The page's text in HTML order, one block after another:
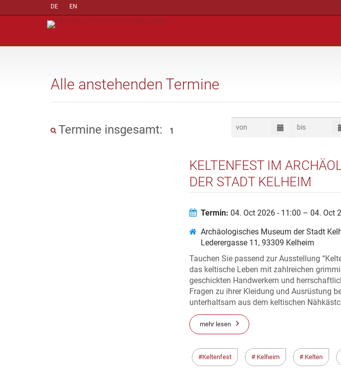
DE EN
Alle anstehenden Termine
Termine insgesamt: 1
KELTENFEST IM
DER STADT KELHEIM
Termin: 04. Oct 2026 - 11:00 – 04. Oct
Archäologisches Museum der Stadt
Lederergasse 11, 93309 Kelheim
Tauchen Sie passend zur Ausstellung
das keltische Leben mit zahlreichen
geschickten Handwerkern und
Fragen zu ihrer Kleidung und Ausrüstung
unterhaltsam aus dem keltischen
mehr lesen
Keltenfest Kelheim Kelten